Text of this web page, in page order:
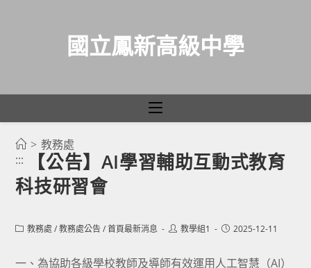
國立鳳新高級中學
> 教務處
:::
【公告】AI學習輔助互動式教育
科技研習會
Post教務處 / 教務處公告 / 首頁最新消息
Post教學組1
Post2025-12-11
一、為協助各級學校教師及導師有效運用人工智慧（AI）